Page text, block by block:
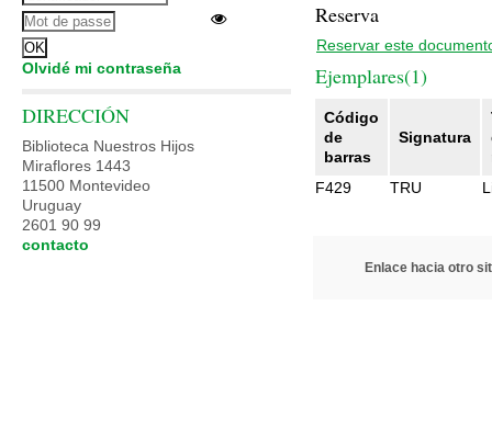
Reserva
Reservar este
Ejemplares(1)
Código
de
barras
Signatura
F429
TRU
Enlace hacia otro
Olvidé mi contraseña
DIRECCIÓN
Biblioteca Nuestros Hijos
Miraflores 1443
11500 Montevideo
Uruguay
2601 90 99
contacto